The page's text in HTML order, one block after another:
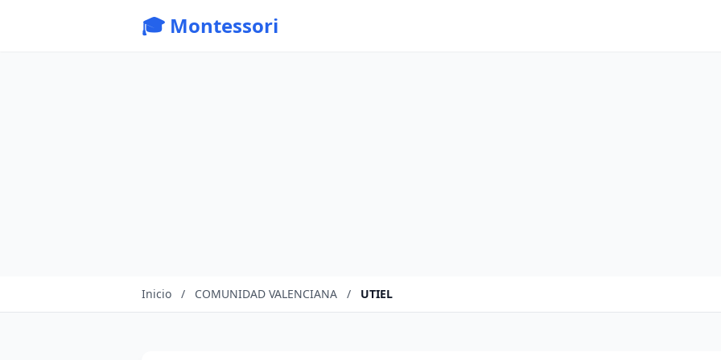
🎓 Montessori
Inicio / COMUNIDAD VALENCIANA / UTIEL